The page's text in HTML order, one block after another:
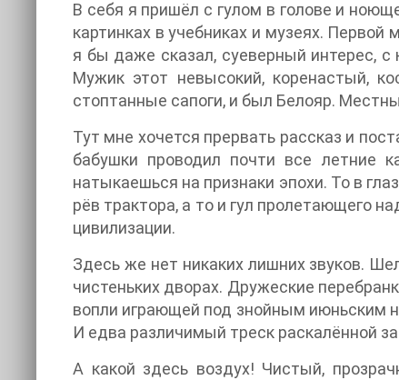
В себя я пришёл с гулом в голове и
картинках в учебниках и музеях.
я бы даже сказал, суеверный интерес,
Мужик этот невысокий, коренастый,
стоптанные сапоги, и был Белояр.
Тут мне хочется прервать рассказ и
бабушки проводил почти все летние
натыкаешься на признаки эпохи. То в
рёв трактора, а то и гул пролетающего
цивилизации.
Здесь же нет никаких лишних звуков.
чистеньких дворах. Дружеские
вопли играющей под знойным июньским
И едва различимый треск раскалённой
А какой здесь воздух! Чистый,